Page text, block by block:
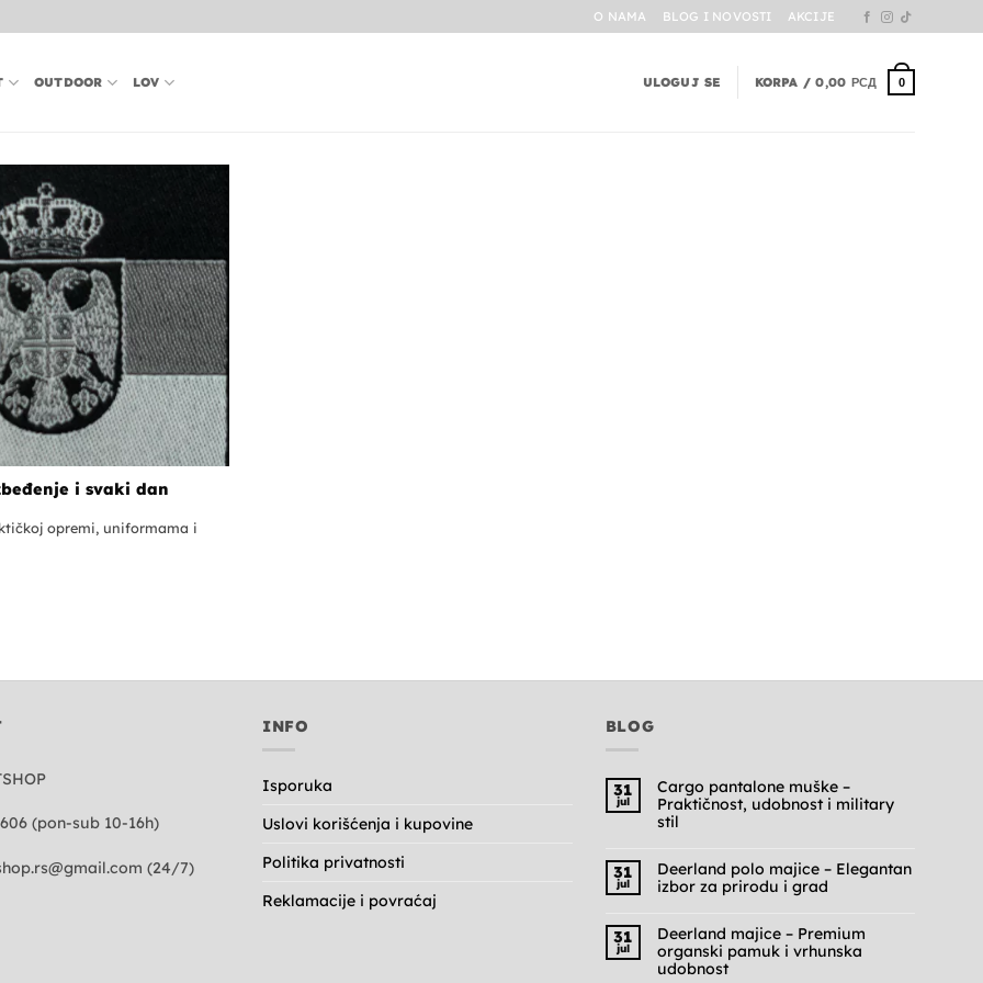
O NAMA BLOG I NOVOSTI AKCIJE
OUTDOOR LOV ULOGUJ SE KORPA /0,00 РСД 0
i svaki dan
opremi, uniformama i
(pon-sub 10-16h)
(24/7)
INFO
Isporuka
Uslovi korišćenja i kupovine
Politika privatnosti
Reklamacije i povraćaj
BLOG
31
jul
Cargo pantalone muške –
Praktičnost, udobnost i military
stil
na
Cargo
pantalone
Praktičnost,
udobnost
i
military
stil
31
jul
Deerland polo majice – Elegantan
izbor za prirodu i grad
na
Deerland
polo
majice
–
31
jul
Deerland majice – Premium
organski pamuk i vrhunska
udobnost